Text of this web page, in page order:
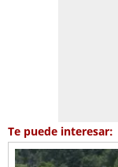
Te puede interesar: